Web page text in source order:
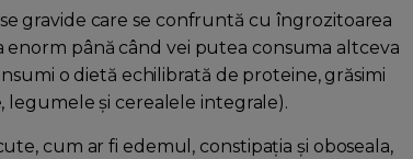
gravide care se confruntă cu îngrozitoarea
până când vei putea consuma altceva
o dietă echilibrată de proteine, grăsimi
legumele și cerealele integrale).
cum ar fi edemul, constipația și oboseala,